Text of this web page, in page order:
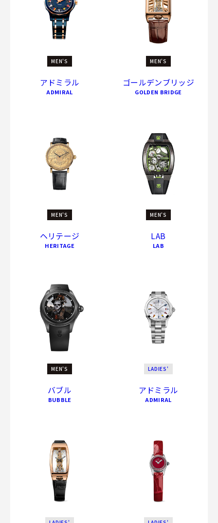
MEN'S
アドミラル
ADMIRAL
MEN'S
ゴールデンブリッジ
GOLDEN BRIDGE
MEN'S
ヘリテージ
HERITAGE
MEN'S
LAB
LAB
MEN'S
バブル
BUBBLE
LADIES'
アドミラル
ADMIRAL